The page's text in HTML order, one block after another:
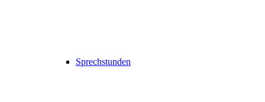
Sprechstunden